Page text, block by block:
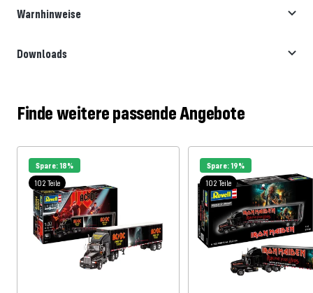
Warnhinweise
Downloads
Finde weitere passende Angebote
Spare: 18%
102 Teile
Spare: 19%
102 Teile